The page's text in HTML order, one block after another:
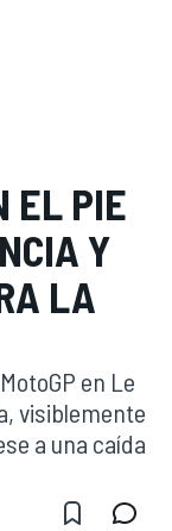
EL PIE
Y
LA
en Le
visiblemente
a una caída